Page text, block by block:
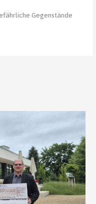
Gegenstände